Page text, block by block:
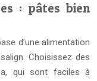
: pâtes bien
d’une alimentation
Choisissez des
qui sont faciles à